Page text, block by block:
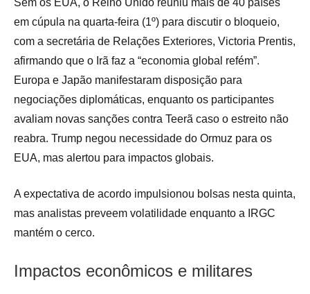
Sem os EUA, o Reino Unido reuniu mais de 40 países
em cúpula na quarta-feira (1º) para discutir o bloqueio,
com a secretária de Relações Exteriores, Victoria Prentis,
afirmando que o Irã faz a “economia global refém”.
Europa e Japão manifestaram disposição para
negociações diplomáticas, enquanto os participantes
avaliam novas sanções contra Teerã caso o estreito não
reabra. Trump negou necessidade do Ormuz para os
EUA, mas alertou para impactos globais.
A expectativa de acordo impulsionou bolsas nesta quinta,
mas analistas preveem volatilidade enquanto a IRGC
mantém o cerco.
Impactos econômicos e militares